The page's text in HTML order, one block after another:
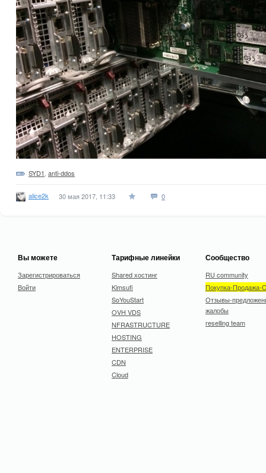
SYD1 anti-ddos
alice2k 30 мая 2017, 11:33 0
Вы можете
Зарегистрироваться
Войти
Тарифные линейки
Shared хостинг
Kimsufi
SoYouStart
OVH VDS
NFRASTRUCTURE
HOSTING
ENTERPRISE
CDN
Cloud
Сообщество
RU community
Покупка-Продажа-
Отзывы-
жалобы
reselling team